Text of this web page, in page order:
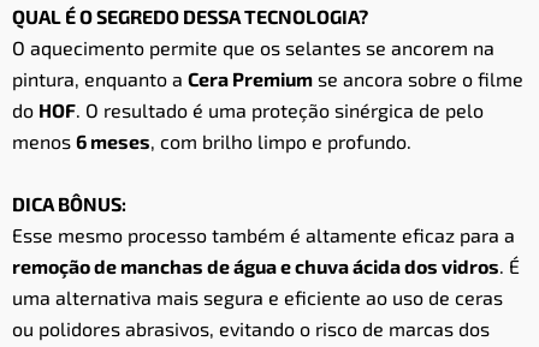
QUAL É O SEGREDO DESSA TECNOLOGIA?
O aquecimento permite que os selantes se ancorem na
pintura, enquanto a Cera Premium se ancora sobre o filme
do HOF. O resultado é uma proteção sinérgica de pelo
menos 6 meses, com brilho limpo e profundo.
DICA BÔNUS:
Esse mesmo processo também é altamente eficaz para a
remoção de manchas de água e chuva ácida dos vidros. É
uma alternativa mais segura e eficiente ao uso de ceras
ou polidores abrasivos, evitando o risco de marcas dos